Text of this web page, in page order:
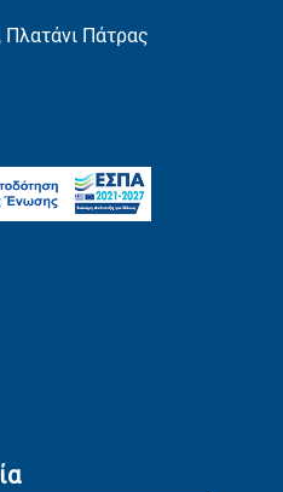
Πλατάνι Πάτρας